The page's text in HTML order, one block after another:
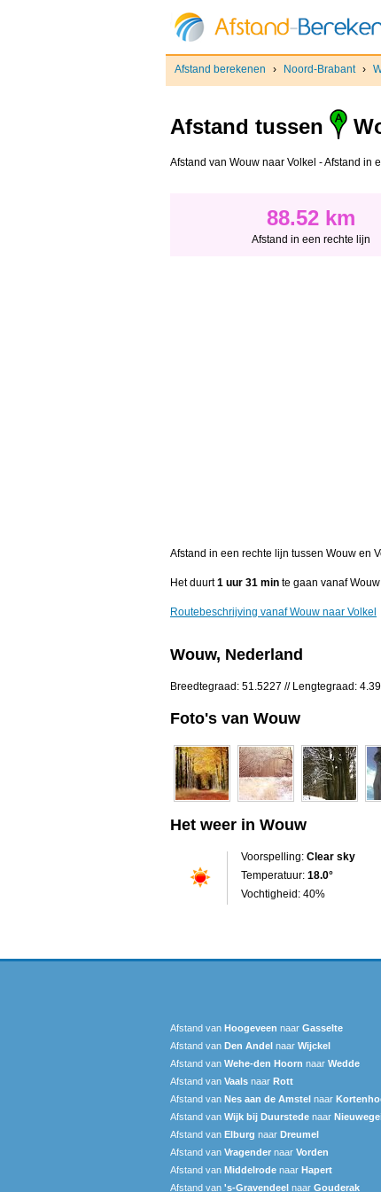
Afstand berekenen › Noord-Brabant ›
Afstand tussen
Afstand van Wouw naar Volkel - Afstand in
88.52 km
Afstand in een rechte lijn
Afstand in een rechte lijn tussen Wouw en
Het duurt1 uur 31 min te gaan vanaf
Routebeschrijving vanaf Wouw naar Volkel
Wouw, Nederland
Breedtegraad: 51.5227 // Lengtegraad:
Foto's van Wouw
Het weer in Wouw
Voorspelling: Clear sky
Temperatuur: 18.0°
Vochtigheid: 40%
Afstand van Hoogeveen naar Gasselte
Afstand van Den Andel naar Wijckel
Afstand van Wehe-den Hoorn naar Wedde
Afstand van Vaals naar Rott
Afstand van Nes aan de Amstel naar
Afstand van Wijk bij Duurstede naar
Afstand van Elburg naar Dreumel
Afstand van Vragender naar Vorden
Afstand van Middelrode naar Hapert
Afstand van 's-Gravendeel naar Gouderak